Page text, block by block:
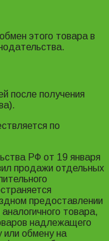
этого товара в
после получения
по
РФ от 19 января
продажи отдельных
предоставлении
товара,
надлежащего
или обмену на